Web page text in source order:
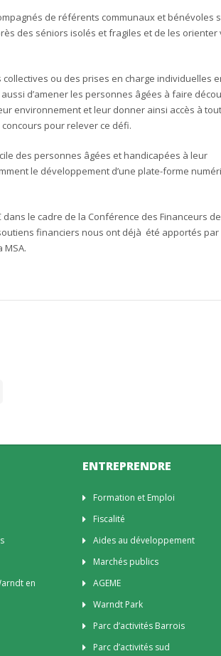
de référents communaux et bénévoles
des séniors isolés et fragiles et de les orienter
ou des prises en charge individuelles
d’amener les personnes âgées à faire
environnement et leur donner ainsi accès à
pour relever ce défi.
des personnes âgées et handicapées à leur
le développement d’une plate-forme
dans le cadre de la Conférence des Financeurs
financiers nous ont déjà été apportés par
MSA.
en
ENTREPRENDRE
Formation et Emploi
Fiscalité
Aides au développement
Marchés publics
AGEME
Warndt Park
Parc d’activités Barrois
Parc d’activités sud